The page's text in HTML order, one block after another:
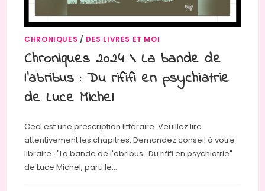
CHRONIQUES / DES LIVRES ET MOI
Chroniques 2024 \ La bande de
l’abribus : Du rififi en psychiatrie
de Luce Michel
Ceci est une prescription littéraire. Veuillez lire
attentivement les chapitres. Demandez conseil à votre
libraire : "La bande de l'abribus : Du rififi en psychiatrie"
de Luce Michel, paru le…